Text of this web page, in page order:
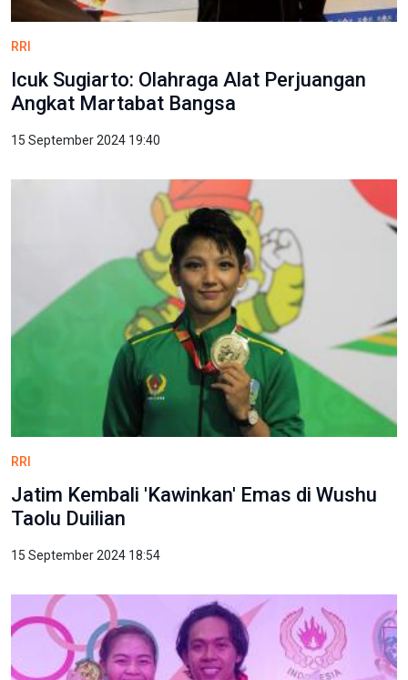
RRI
Icuk Sugiarto: Olahraga Alat Perjuangan
Angkat Martabat Bangsa
15 September 2024 19:40
RRI
Jatim Kembali 'Kawinkan' Emas di Wushu
Taolu Duilian
15 September 2024 18:54